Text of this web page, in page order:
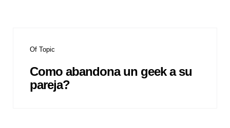
Of Topic
Como abandona un geek a su
pareja?